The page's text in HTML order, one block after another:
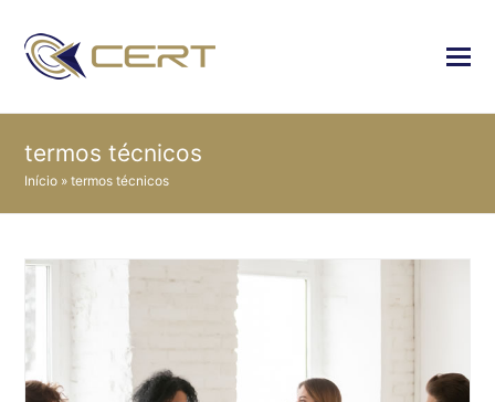
termos técnicos
Início »termos técnicos